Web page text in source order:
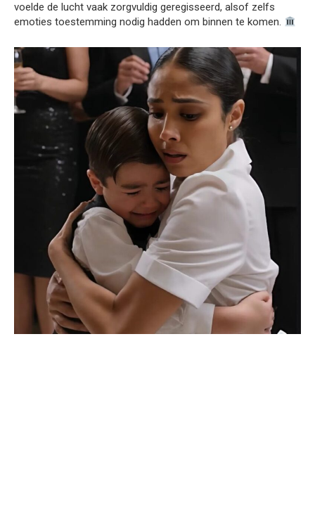
voelde de lucht vaak zorgvuldig geregisseerd, alsof zelfs
emoties toestemming nodig hadden om binnen te komen.